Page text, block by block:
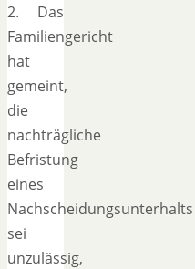
2. Das
Familiengericht
hat
gemeint,
die
nachträgliche
Befristung
eines
Nachscheidungsunterhalts
sei
unzulässig,